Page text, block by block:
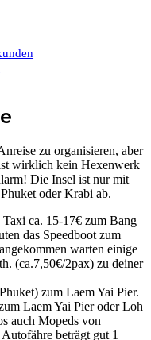
zu organisieren, aber
wirklich kein Hexenwerk
Die Insel ist nur mit
oder Krabi ab.
ca. 15-17€ zum Bang
das Speedboot zum
warten einige
(ca.7,50€/2pax) zu deiner
zum Laem Yai Pier.
Laem Yai Pier oder Loh
auch Mopeds von
beträgt gut 1